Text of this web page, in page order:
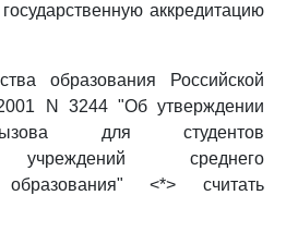
аккредитацию
образования Российской
N 3244 "Об утверждении
для студентов
учреждений среднего
образования" <*> считать